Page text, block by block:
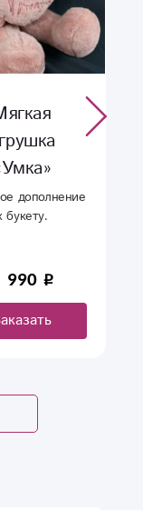
дополнение
букету.
990